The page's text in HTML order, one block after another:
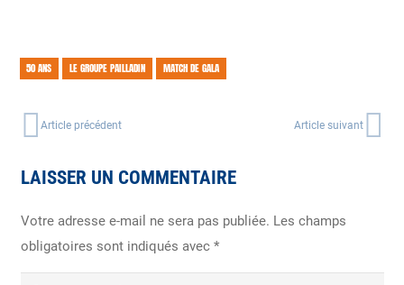
50 ANS LE GROUPE PAILLADIN MATCH DE GALA
Article précédent Article suivant
LAISSER UN COMMENTAIRE
Votre adresse e-mail ne sera pas publiée. Les champs
obligatoires sont indiqués avec *